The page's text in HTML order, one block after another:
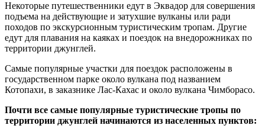
Некоторые путешественники едут в Эквадор для совершения
подъема на действующие и затухшие вулканы или ради
походов по экскурсионным туристическим тропам. Другие
едут для плавания на каяках и поездок на внедорожниках по
территории джунглей.
Самые популярные участки для поездок расположены в
государственном парке около вулкана под названием
Котопахи, в заказнике Лас-Кахас и около вулкана Чимборасо.
Почти все самые популярные туристические тропы по
территории джунглей начинаются из населенных пунктов: